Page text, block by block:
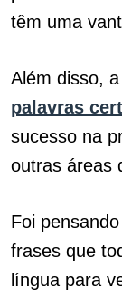
têm uma
Além disso,
palavras
sucesso na
outras áreas
Foi
frases que
língua para